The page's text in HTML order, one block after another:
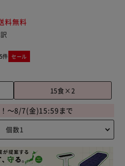
料無料
件 セール
15食×2
～8/7(金)15:59まで